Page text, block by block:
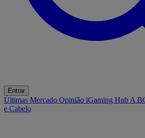
Entrar
Últimas Mercado Opinião iGaming Hub A
e Cabelo